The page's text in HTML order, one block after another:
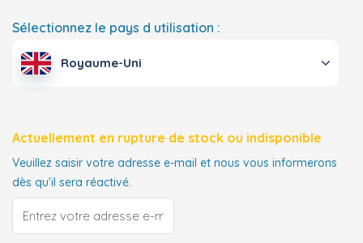
Sélectionnez le pays d utilisation :
Royaume-Uni
Actuellement en rupture de stock ou indisponible
Veuillez saisir votre adresse e-mail et nous vous informerons
dès qu'il sera réactivé.